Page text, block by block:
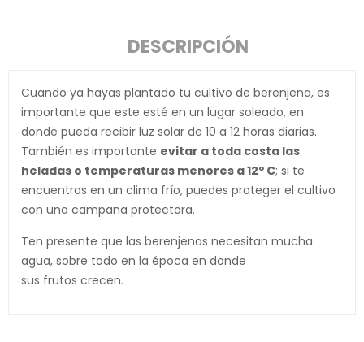
DESCRIPCIÓN
Cuando ya hayas plantado tu cultivo de berenjena, es
importante que este esté en un lugar soleado, en
donde pueda recibir luz solar de 10 a 12 horas diarias.
También es importante evitar a toda costa las
heladas o temperaturas menores a 12º C; si te
encuentras en un clima frío, puedes proteger el cultivo
con una campana protectora.
Ten presente que las berenjenas necesitan mucha
agua, sobre todo en la época en donde
sus frutos crecen.